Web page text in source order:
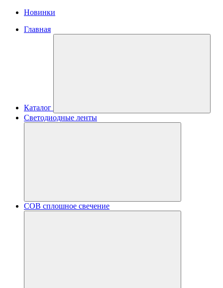
Новинки
Главная
Каталог
Светодиодные ленты
COB сплошное свечение